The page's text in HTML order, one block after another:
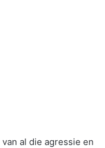
al die agressie en